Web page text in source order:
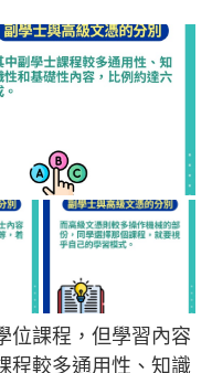
位課程，但學習內容
程較多通用性、知識